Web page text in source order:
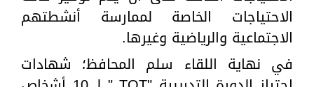
الاحتياجات الخاصة لممارسة أنشطتهم
الاجتماعية والرياضية وغيرها.
في نهاية اللقاء سلم المحافظ؛ شهادات